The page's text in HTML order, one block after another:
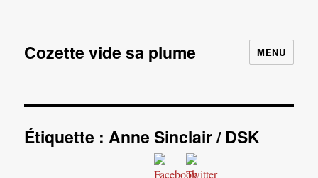
Cozette vide sa plume MENU
Étiquette :Anne Sinclair / DSK